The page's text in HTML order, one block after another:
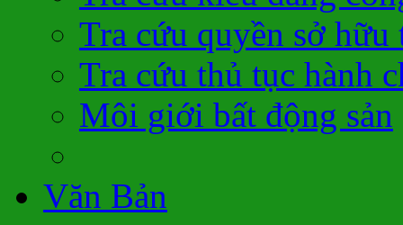
Tra cứu quyền sở hữu
Tra cứu thủ tục hành
Môi giới bất động sản
Văn Bản